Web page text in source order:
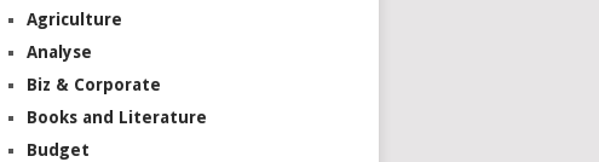
Agriculture
Analyse
Biz & Corporate
Books and Literature
Budget